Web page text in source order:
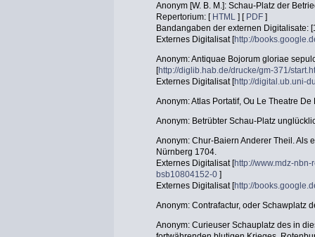
Anonym [W. B. M.]: Schau-Platz der
Repertorium: [HTML ] [PDF ]
Bandangaben der externen Digitalisate:
Externes Digitalisat [http://
Anonym: Antiquae Bojorum gloriae
[http://diglib.hab.de/drucke/gm-371/
Externes Digitalisat [http://digital.ub.uni-
Anonym: Atlas Portatif, Ou Le Theatre
Anonym: Betrübter Schau-Platz
Anonym: Chur-Baiern Anderer Theil. Als
Nürnberg 1704.
Externes Digitalisat [http://www.mdz-
bsb10804152-0 ]
Externes Digitalisat [http://
Anonym: Contrafactur, oder Schawplatz
Anonym: Curieuser Schauplatz des in